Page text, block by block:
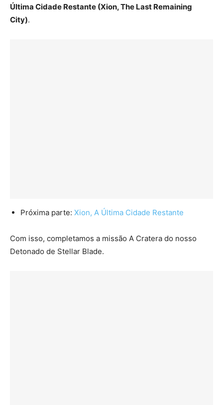
Última Cidade Restante (Xion, The Last Remaining
City).
Próxima parte: Xion, A Última Cidade Restante
Com isso, completamos a missão A Cratera do nosso
Detonado de Stellar Blade.